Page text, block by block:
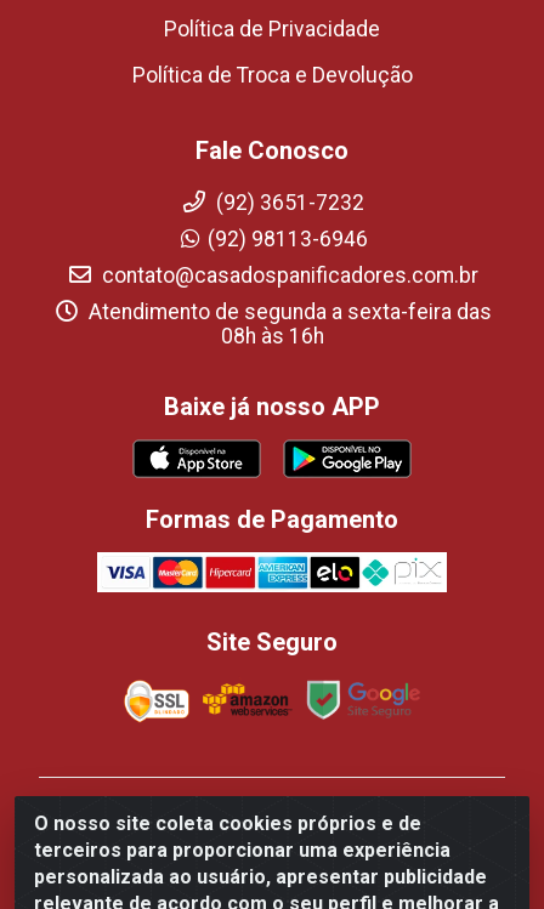
O nosso site coleta cookies próprios e de
terceiros para proporcionar uma experiência
personalizada ao usuário, apresentar publicidade
relevante de acordo com o seu perfil e melhorar a
Política de Privacidade
Política de Troca e Devolução
Fale Conosco
(92) 3651-7232
(92) 98113-6946
contato@casadospanificadores.com.br
Atendimento de segunda a sexta-feira das
08h às 16h
Baixe já nosso APP
Formas de Pagamento
Site Seguro
Casa dos Panificadores Disppan Distribuidora de
Produtos Para Panificação - Rua Beija-flor Vermelho,
700 - Tarumã, Manaus/AM - CEP 69.041-050 - CNPJ
84.502.145/0002-61